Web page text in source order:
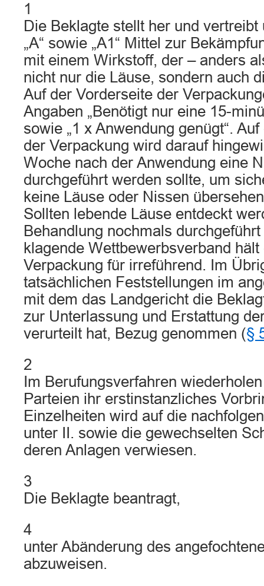
1
Die Beklagte stellt her und
„A“ sowie „A1“ Mittel zur
mit einem Wirkstoff, der – anders
nicht nur die Läuse, sondern auch
Auf der Vorderseite der
Angaben „Benötigt nur eine 15-
sowie „1 x Anwendung genügt“.
der Verpackung wird darauf
Woche nach der Anwendung eine
durchgeführt werden sollte, um
keine Läuse oder Nissen
Sollten lebende Läuse entdeckt
Behandlung nochmals
klagende Wettbewerbsverband
Verpackung für irreführend. Im
tatsächlichen Feststellungen im
mit dem das Landgericht die
zur Unterlassung und Erstattung
verurteilt hat, Bezug genommen (§
2
Im Berufungsverfahren
Parteien ihr erstinstanzliches
Einzelheiten wird auf die
unter II. sowie die gewechselten
deren Anlagen verwiesen.
3
Die Beklagte beantragt,
4
unter Abänderung des
abzuweisen.